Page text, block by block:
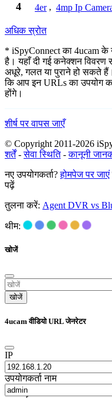
4 4er , 4mp Ip
अधिक स्रोत
* iSpyConnect का 4ucam के
है। यहाँ दी गई कनेक्शन विवरण
अधूरे, गलत या पुराने हो सकते हैं।
कि आप इन URLs का उपयोग
होंगे।
शीर्ष पर वापस जाएँ
© Copyright 2011-2026
शर्तें-सेवा स्थिति-कानूनी
नए उपयोगकर्ता?होमपेज पर जाएं
पढ़ें
तुलना करें: Agent DVR vs
थीम:
खोजें
खोजें
4ucam वीडियो URL जेनरेटर
IP
उपयोगकर्ता नाम